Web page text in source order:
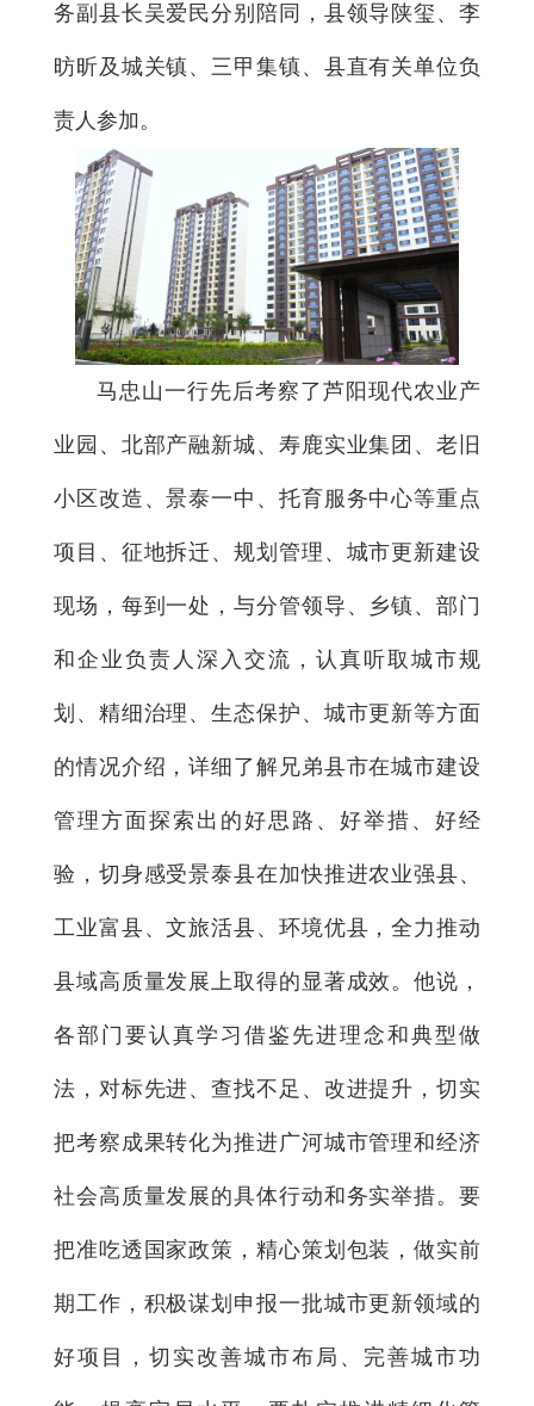
务副县长吴爱民分别陪同，县领导陕玺、李
昉昕及城关镇、三甲集镇、县直有关单位负
责人参加。
马忠山一行先后考察了芦阳现代农业产
业园、北部产融新城、寿鹿实业集团、老旧
小区改造、景泰一中、托育服务中心等重点
项目、征地拆迁、规划管理、城市更新建设
现场，每到一处，与分管领导、乡镇、部门
和企业负责人深入交流，认真听取城市规
划、精细治理、生态保护、城市更新等方面
的情况介绍，详细了解兄弟县市在城市建设
管理方面探索出的好思路、好举措、好经
验，切身感受景泰县在加快推进农业强县、
工业富县、文旅活县、环境优县，全力推动
县域高质量发展上取得的显著成效。他说，
各部门要认真学习借鉴先进理念和典型做
法，对标先进、查找不足、改进提升，切实
把考察成果转化为推进广河城市管理和经济
社会高质量发展的具体行动和务实举措。要
把准吃透国家政策，精心策划包装，做实前
期工作，积极谋划申报一批城市更新领域的
好项目，切实改善城市布局、完善城市功